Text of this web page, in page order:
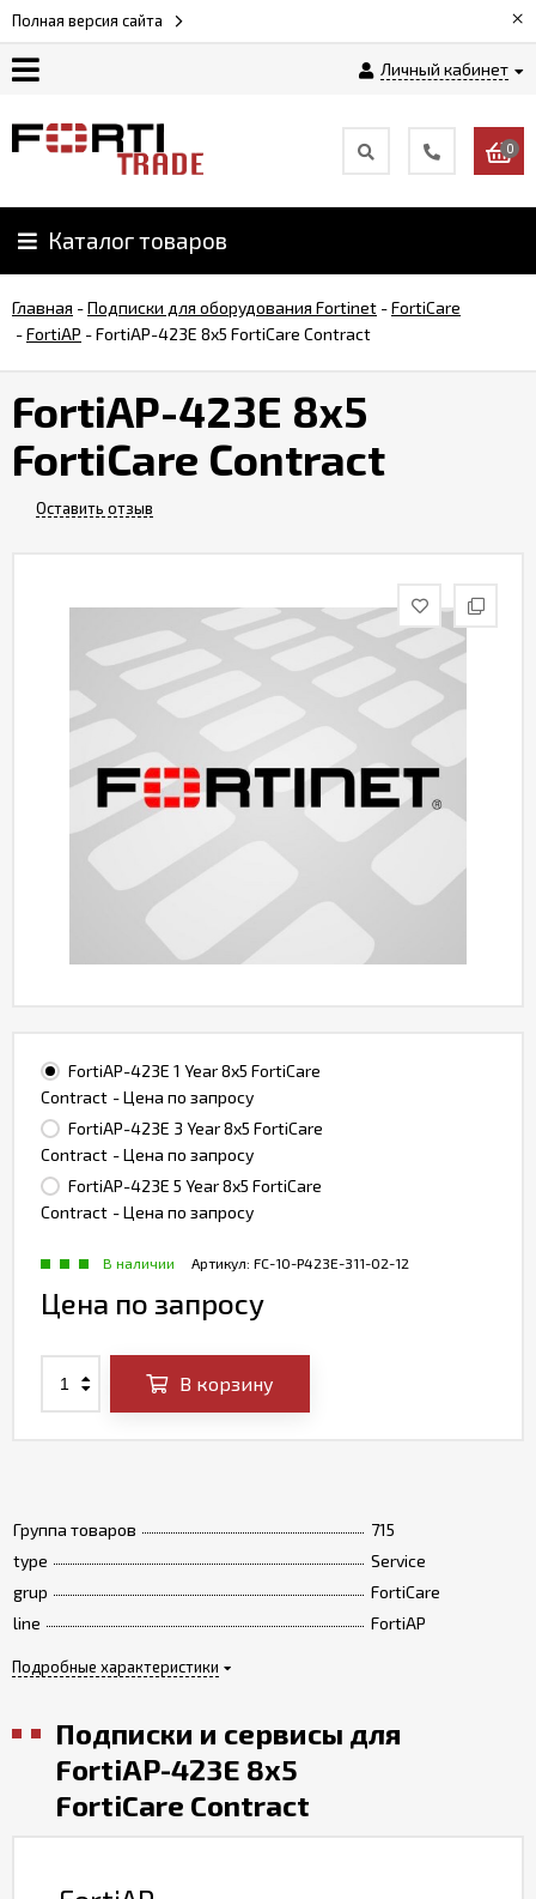
Полная версия сайта ×
Личный кабинет
Как
Доставка
и
оплата
0
Каталог товаров
Главная -Подписки для оборудования Fortinet -FortiCare
-FortiAP -FortiAP-423E 8x5 FortiCare Contract
FortiAP-423E 8x5
FortiCare Contract
Оставить отзыв
Группа товаров
715
type
Service
grup
FortiCare
line
FortiAP
Подробные характеристики
FortiAP-423E 1 Year 8x5 FortiCare
Contract - Цена по запросу
FortiAP-423E 3 Year 8x5 FortiCare
Contract - Цена по запросу
FortiAP-423E 5 Year 8x5 FortiCare
Contract - Цена по запросу
Артикул: FC-10-P423E-311-02-12
В наличии
Цена по запросу
В корзину
Подписки и сервисы для
FortiAP-423E 8x5
FortiCare Contract